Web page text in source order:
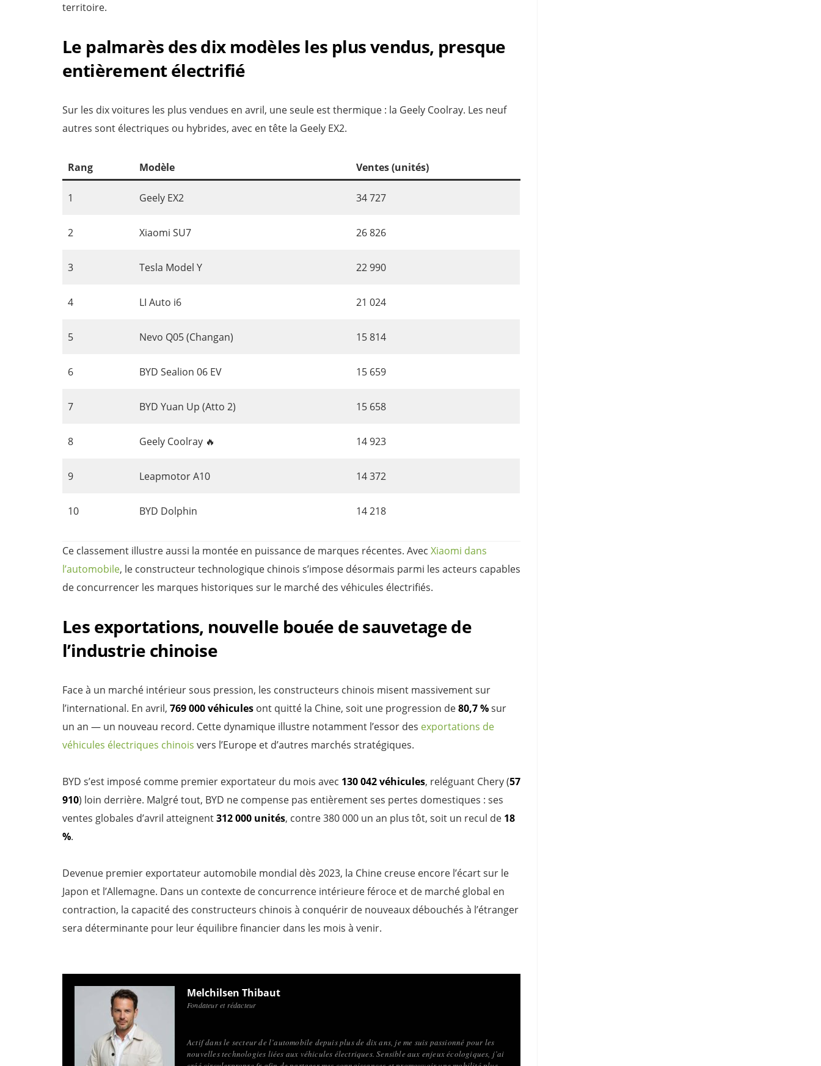
territoire.
Le palmarès des dix modèles les plus vendus, presque
entièrement électrifié
Sur les dix voitures les plus vendues en avril, une seule est thermique : la Geely Coolray. Les neuf
autres sont électriques ou hybrides, avec en tête la Geely EX2.
Rang Modèle Ventes (unités)
1 Geely EX2 34 727
2 Xiaomi SU7 26 826
3 Tesla Model Y 22 990
4 LI Auto i6 21 024
5 Nevo Q05 (Changan) 15 814
6 BYD Sealion 06 EV 15 659
7 BYD Yuan Up (Atto 2) 15 658
8 Geely Coolray 🔥 14 923
9 Leapmotor A10 14 372
10 BYD Dolphin 14 218
Ce classement illustre aussi la montée en puissance de marques récentes. Avec Xiaomi dans
l’automobile, le constructeur technologique chinois s’impose désormais parmi les acteurs capables
de concurrencer les marques historiques sur le marché des véhicules électrifiés.
Les exportations, nouvelle bouée de sauvetage de
l’industrie chinoise
Face à un marché intérieur sous pression, les constructeurs chinois misent massivement sur
l’international. En avril, 769 000 véhicules ont quitté la Chine, soit une progression de80,7 %sur
un an — un nouveau record. Cette dynamique illustre notamment l’essor des exportations de
véhicules électriques chinois vers l’Europe et d’autres marchés stratégiques.
BYD s’est imposé comme premier exportateur du mois avec 130 042 véhicules, reléguant Chery (57
910) loin derrière. Malgré tout, BYD ne compense pas entièrement ses pertes domestiques : ses
ventes globales d’avril atteignent312 000 unités, contre 380 000 un an plus tôt, soit un recul de 18
%.
Devenue premier exportateur automobile mondial dès 2023, la Chine creuse encore l’écart sur le
Japon et l’Allemagne. Dans un contexte de concurrence intérieure féroce et de marché global en
contraction, la capacité des constructeurs chinois à conquérir de nouveaux débouchés à l’étranger
sera déterminante pour leur équilibre financier dans les mois à venir.
Melchilsen Thibaut
Fondateur et rédacteur
Actif dans le secteur de l’automobile depuis plus de dix ans, je me suis passionné pour les
nouvelles technologies liées aux véhicules électriques. Sensible aux enjeux écologiques, j’ai